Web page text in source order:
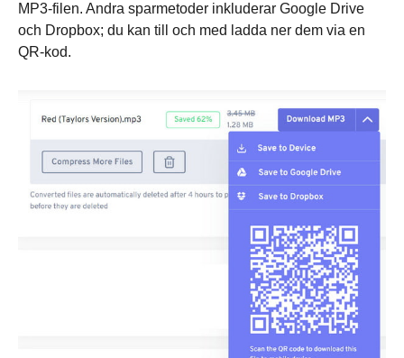
MP3-filen. Andra sparmetoder inkluderar Google Drive
och Dropbox; du kan till och med ladda ner dem via en
QR-kod.